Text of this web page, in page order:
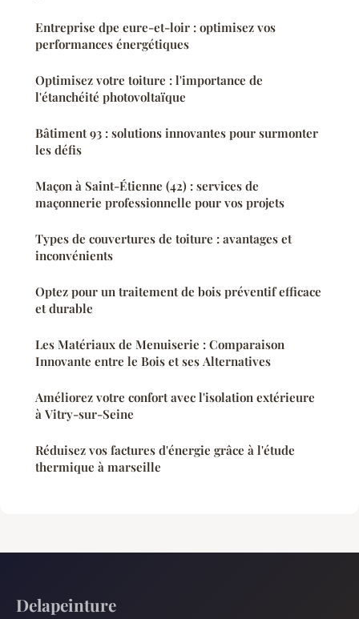
Entreprise dpe eure-et-loir : optimisez vos
performances énergétiques
Optimisez votre toiture : l'importance de
l'étanchéité photovoltaïque
Bâtiment 93 : solutions innovantes pour surmonter
les défis
Maçon à Saint-Étienne (42) : services de
maçonnerie professionnelle pour vos projets
Types de couvertures de toiture : avantages et
inconvénients
Optez pour un traitement de bois préventif efficace
et durable
Les Matériaux de Menuiserie : Comparaison
Innovante entre le Bois et ses Alternatives
Améliorez votre confort avec l'isolation extérieure
à Vitry-sur-Seine
Réduisez vos factures d'énergie grâce à l'étude
thermique à marseille
Delapeinture